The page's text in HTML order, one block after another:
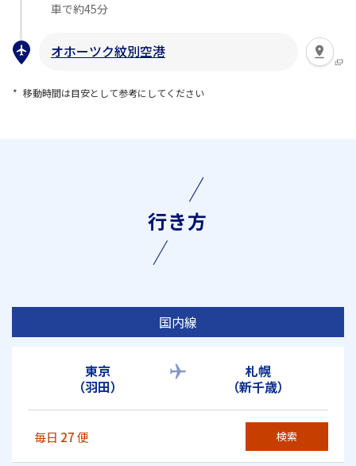
車で約45分
オホーツク紋別空港
移動時間は目安として参考にしてください
行き方
国内線
東京
（羽田）
札幌
（新千歳）
毎日 27便 検索